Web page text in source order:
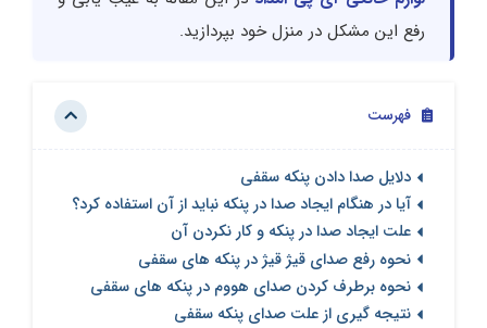
رفع این مشکل در منزل خود بپردازید.
فهرست
دلایل صدا دادن پنکه سقفی
آیا در هنگام ایجاد صدا در پنکه نباید از آن استفاده کرد؟
علت ایجاد صدا در پنکه و کار نکردن آن
نحوه رفع صدای قیژ قیژ در پنکه های سقفی
نحوه برطرف کردن صدای هووم در پنکه های سقفی
نتیجه گیری از علت صدای پنکه سقفی